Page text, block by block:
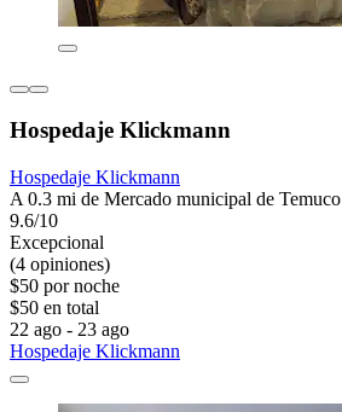
Hospedaje Klickmann
Hospedaje Klickmann
A 0.3 mi de Mercado municipal de Temuco
9.6/10
Excepcional
(4 opiniones)
$50 por noche
$50 en total
22 ago - 23 ago
Hospedaje Klickmann